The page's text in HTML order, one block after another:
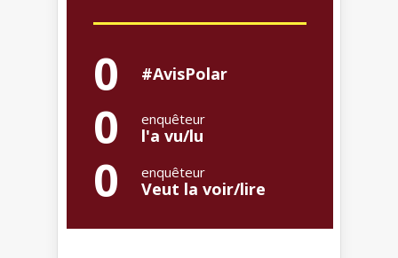
0 #AvisPolar
0 enquêteur
l'a vu/lu
0 enquêteur
Veut la voir/lire